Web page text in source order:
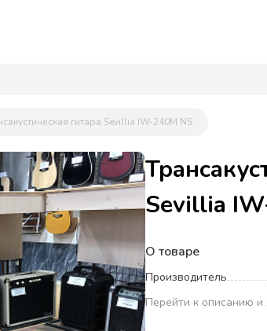
гит
гитара Sevillia IW-240M NS
Sevillia
О товаре
Производитель
Перейти к описанию и